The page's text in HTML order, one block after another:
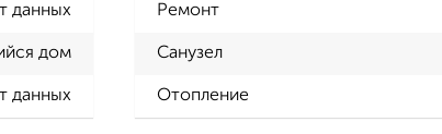
данных Ремонт
дом Санузел
данных Отопление